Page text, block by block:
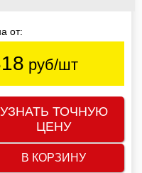
от:
руб/шт
УЗНАТЬ ТОЧНУЮ
ЦЕНУ
В КОРЗИНУ